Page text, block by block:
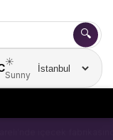
🔍
☀️
Sunny